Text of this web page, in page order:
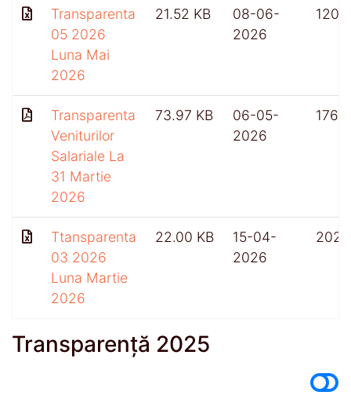
Transparenta
05 2026
Luna Mai
2026
21.52 KB
08-06-
2026
120
Transparenta
Veniturilor
Salariale La
31 Martie
2026
73.97 KB
06-05-
2026
176
Ttansparenta
03 2026
Luna Martie
2026
22.00 KB
15-04-
2026
202
Transparență 2025